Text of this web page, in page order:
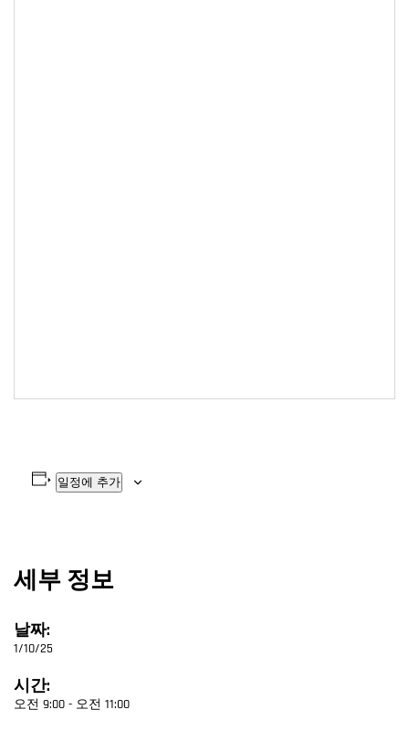
일정에 추가
세부 정보
날짜:
1/10/25
시간:
오전 9:00 - 오전 11:00